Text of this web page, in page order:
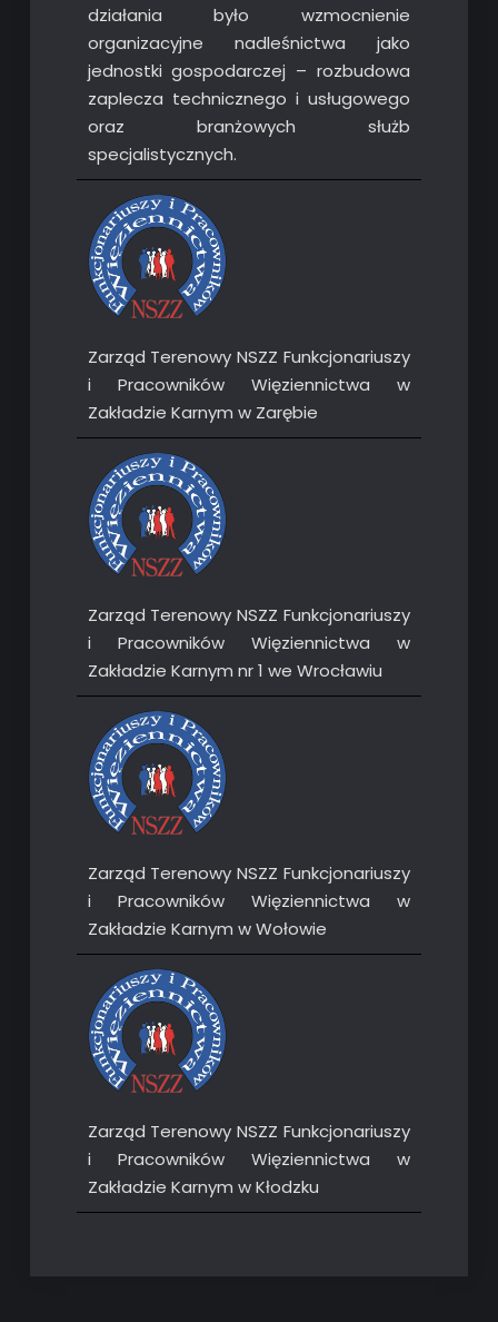
działania było wzmocnienie
organizacyjne nadleśnictwa jako
jednostki gospodarczej – rozbudowa
zaplecza technicznego i usługowego
oraz branżowych służb
specjalistycznych.
Zarząd Terenowy NSZZ Funkcjonariuszy
i Pracowników Więziennictwa w
Zakładzie Karnym w Zarębie
Zarząd Terenowy NSZZ Funkcjonariuszy
i Pracowników Więziennictwa w
Zakładzie Karnym nr 1 we Wrocławiu
Zarząd Terenowy NSZZ Funkcjonariuszy
i Pracowników Więziennictwa w
Zakładzie Karnym w Wołowie
Zarząd Terenowy NSZZ Funkcjonariuszy
i Pracowników Więziennictwa w
Zakładzie Karnym w Kłodzku